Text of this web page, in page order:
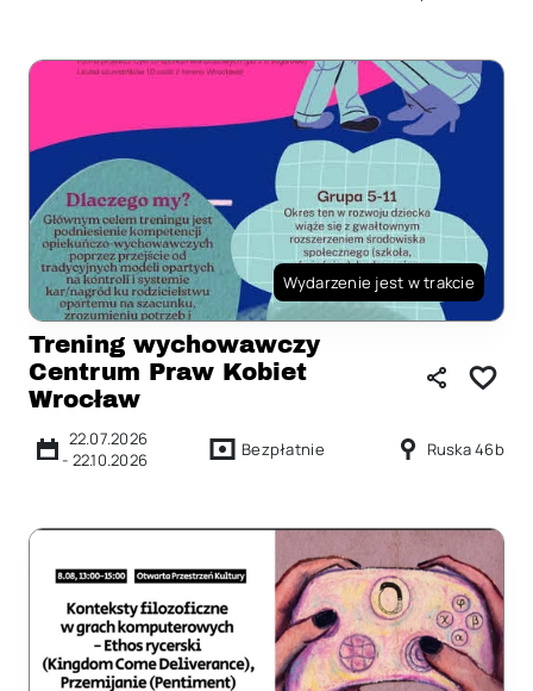
Wydarzenie jest w trakcie
Trening wychowawczy
Centrum Praw Kobiet
Wrocław
22.07.2026
- 22.10.2026 Bezpłatnie Ruska 46b